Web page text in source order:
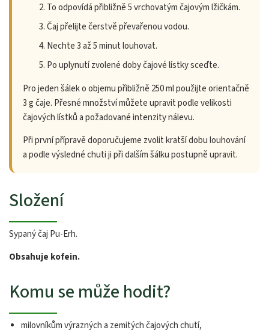
To odpovídá přibližně 5 vrchovatým čajovým lžičkám.
Čaj přelijte čerstvě převařenou vodou.
Nechte 3 až 5 minut louhovat.
Po uplynutí zvolené doby čajové lístky sceďte.
Pro jeden šálek o objemu přibližně 250 ml použijte orientačně
3 g čaje. Přesné množství můžete upravit podle velikosti
čajových lístků a požadované intenzity nálevu.
Při první přípravě doporučujeme zvolit kratší dobu louhování
a podle výsledné chuti ji při dalším šálku postupně upravit.
Složení
Sypaný čaj Pu-Erh.
Obsahuje kofein.
Komu se může hodit?
milovníkům výrazných a zemitých čajových chutí,